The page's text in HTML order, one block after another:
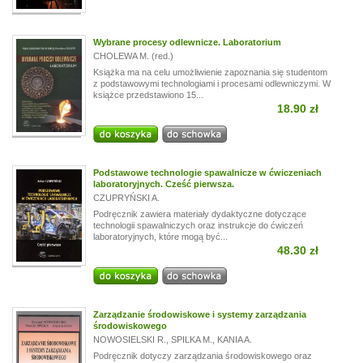
Wybrane procesy odlewnicze. Laboratorium
CHOLEWA M. (red.)
Książka ma na celu umożliwienie zapoznania się studentom
z podstawowymi technologiami i procesami odlewniczymi. W
książce przedstawiono 15...
18.90 zł
Podstawowe technologie spawalnicze w ćwiczeniach
laboratoryjnych. Cześć pierwsza.
CZUPRYŃSKI A.
Podręcznik zawiera materiały dydaktyczne dotyczące
technologii spawalniczych oraz instrukcje do ćwiczeń
laboratoryjnych, które mogą być...
48.30 zł
Zarządzanie środowiskowe i systemy zarządzania
środowiskowego
NOWOSIELSKI R.
SPILKA M.
KANIA A.
Podręcznik dotyczy zarządzania środowiskowego oraz